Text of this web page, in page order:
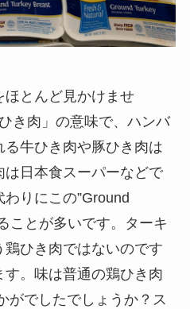
ほとんど見かけませ
き肉」の意味で、ハンバ
牛ひき肉や豚ひき肉は
は日本食スーパーなどで
りにこの”Ground
ことが多いです。ターキ
ひき肉ではないのです
。味は普通の鶏ひき肉
がでしたでしょうか？ス